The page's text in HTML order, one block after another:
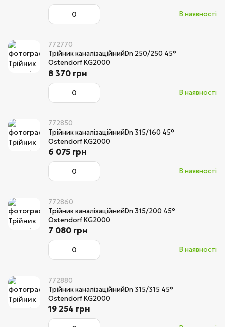
В наявності
772770
Трійник каналізаційнийDn 250/250 45°
Ostendorf KG2000
В наявності
8 370 грн
772850
Трійник каналізаційнийDn 315/160 45°
Ostendorf KG2000
В наявності
6 075 грн
772860
Трійник каналізаційнийDn 315/200 45°
Ostendorf KG2000
В наявності
7 080 грн
772880
Трійник каналізаційнийDn 315/315 45°
Ostendorf KG2000
19 254 грн